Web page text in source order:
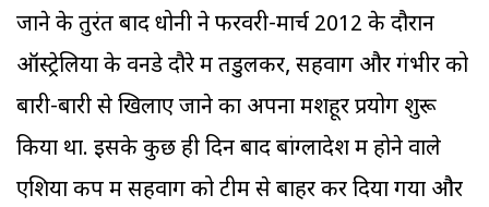
जाने के तुरंत बाद धोनी ने फरवरी-मार्च 2012 के दौरान
ऑस्ट्रेलिया के वनडे दौरे में तेंडुलकर, सहवाग और गंभीर को
बारी-बारी से खिलाए जाने का अपना मशहूर प्रयोग शुरू
किया था. इसके कुछ ही दिन बाद बांग्लादेश में होने वाले
एशिया कप में सहवाग को टीम से बाहर कर दिया गया और